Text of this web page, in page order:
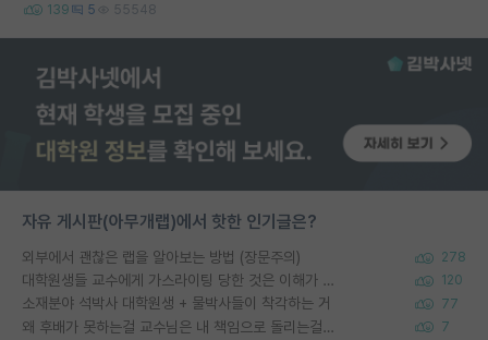
139 5 55548
자유 게시판(아무개랩)에서 핫한 인기글은?
외부에서 괜찮은 랩을 알아보는 방법 (장문주의) 278
대학원생들 교수에게 가스라이팅 당한 것은 이해가 갑니다. 안타깝네요. 120
소재분야 석박사 대학원생 + 물박사들이 착각하는 거 77
왜 후배가 못하는걸 교수님은 내 책임으로 돌리는걸까요? 7